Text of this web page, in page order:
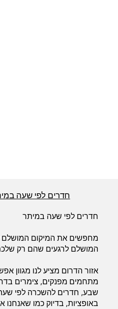
חדרים לפי שעה בחוף הכרמל
חדרים לפי שעה בחיפה קריות
חדרים לפי שעה בכנרת גליל
חדרים לפי שעה
חדרים לפי שעה במיתר
מחפשים את המיקום המושלם
המושלם לרגעים שהם רק
אזור הדרום מציע לנו מגוון
מתחמים מפנקים, צימרים
שבע, חדרים להשכרה לפי
באופציות, בדיוק כמו שאנחנו